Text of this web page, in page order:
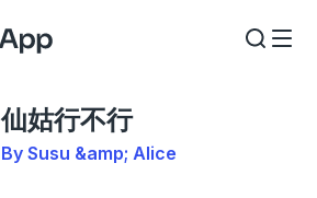
仙姑行不行
By Susu &amp; Alice